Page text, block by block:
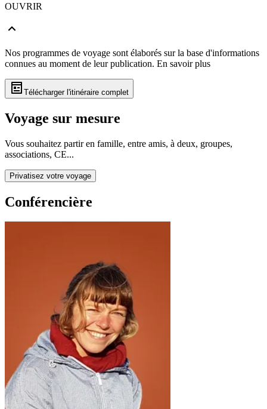
OUVRIR
Nos programmes de voyage sont élaborés sur la base d'informations
connues au moment de leur publication. En savoir plus
Télécharger l'itinéraire complet
Voyage sur mesure
Vous souhaitez partir en famille, entre amis, à deux, groupes,
associations, CE...
Privatisez votre voyage
Conférencière